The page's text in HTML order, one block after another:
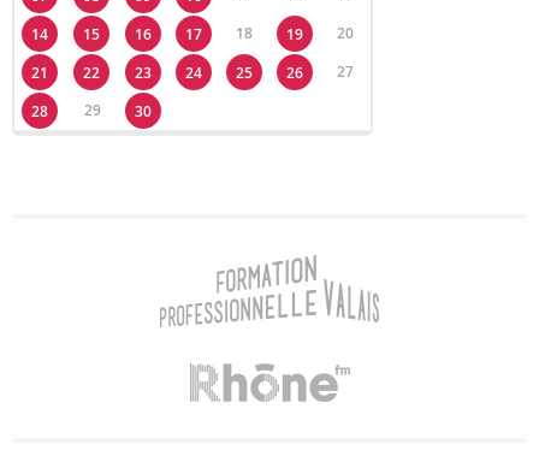
14
15 16 17 18 19
20
21
22 23 24 25 26
27
28
29 30